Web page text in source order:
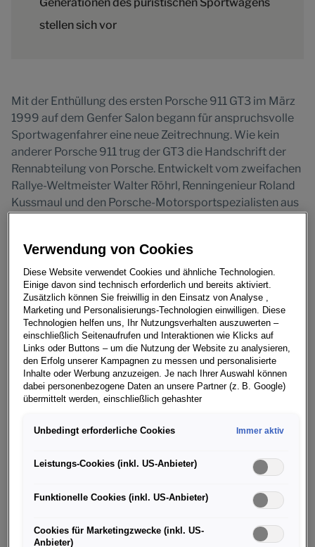
stellen sich vor
Mit der Enthüllung des ersten Porsche 911 GT3 im März
1999 auf dem Genfer Salon begann für anspruchsvolle
Sportwagenfahrer eine neue Zeitrechnung. Wie kein
anderer Porsche 911 trug der GT3 die Handschrift der
Rennabteilung von Porsche. Entwickelt vom zweifachen
Rallye-Weltmeister Walter Röhrl, Renningenieur Roland
Kussmaul und den Porsche-Motorsportspezialisten aus
ist der straßenzugelassene Spitzensportler mit jeder
Generation nochmals schneller, präziser und
dynamischer geworden – und mit Saugmotor,
Handschaltung und Heckantrieb bis heute der liebste
Porsche 911 aller Puristen.
Die Rennsport-Versionen des Porsche 911 GT3 haben
Motorsportgeschichte geschrieben. Neben unzähligen
Klassensiegen fuhr der GT3 bei den großen
Langstreckenrennen zahlreiche Gesamtsiege ein, unter
Daytona und den 24 Stunden Nürburgring, die er seit
zum Erfolgsrezept des Porsche 911 GT3, dass die
stets in die Entwicklung der nächsten Straßenversion
produzierten 911 GT3 regelmäßig auf der Rennstrecke
Verwendung von Cookies
Diese Website verwendet Cookies und ähnliche Technologien.
Einige davon sind technisch erforderlich und bereits aktiviert.
Zusätzlich können Sie freiwillig in den Einsatz von Analyse ,
Marketing und Personalisierungs-Technologien einwilligen. Diese
Technologien helfen uns, Ihr Nutzungsverhalten auszuwerten –
einschließlich Seitenaufrufen und Interaktionen wie Klicks auf
Links oder Buttons – um die Nutzung der Website zu analysieren,
den Erfolg unserer Kampagnen zu messen und personalisierte
Inhalte oder Werbung anzuzeigen. Je nach Ihrer Auswahl können
dabei personenbezogene Daten an unsere Partner (z. B. Google)
übermittelt werden, einschließlich gehashter
(z. B. E Mail Adresse oder Telefonnummer).
Dienste der Google Ireland Ltd., die personenbezogene Daten an
die Google LLC in den USA weiterleiten kann. In den USA besteht
und eingeschränkte Rechtsschutzmöglichkeiten können nicht
von Standardvertragsklauseln der Europäischen Kommission.
Unbedingt erforderliche Cookies Immer aktiv
Leistungs-Cookies (inkl. US-Anbieter)
Funktionelle Cookies (inkl. US-Anbieter)
Cookies für Marketingzwecke (inkl. US-
Anbieter)